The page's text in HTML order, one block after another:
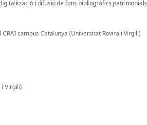
i difusió de fons bibliogràfics patrimonials
campus Catalunya (Universitat Rovira i Virgili)
i Virgili)